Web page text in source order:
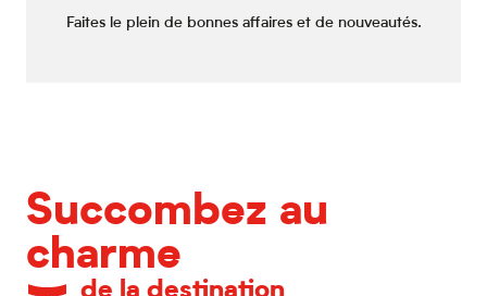
Faites le plein de bonnes affaires et de nouveautés.
Succombez au
charme